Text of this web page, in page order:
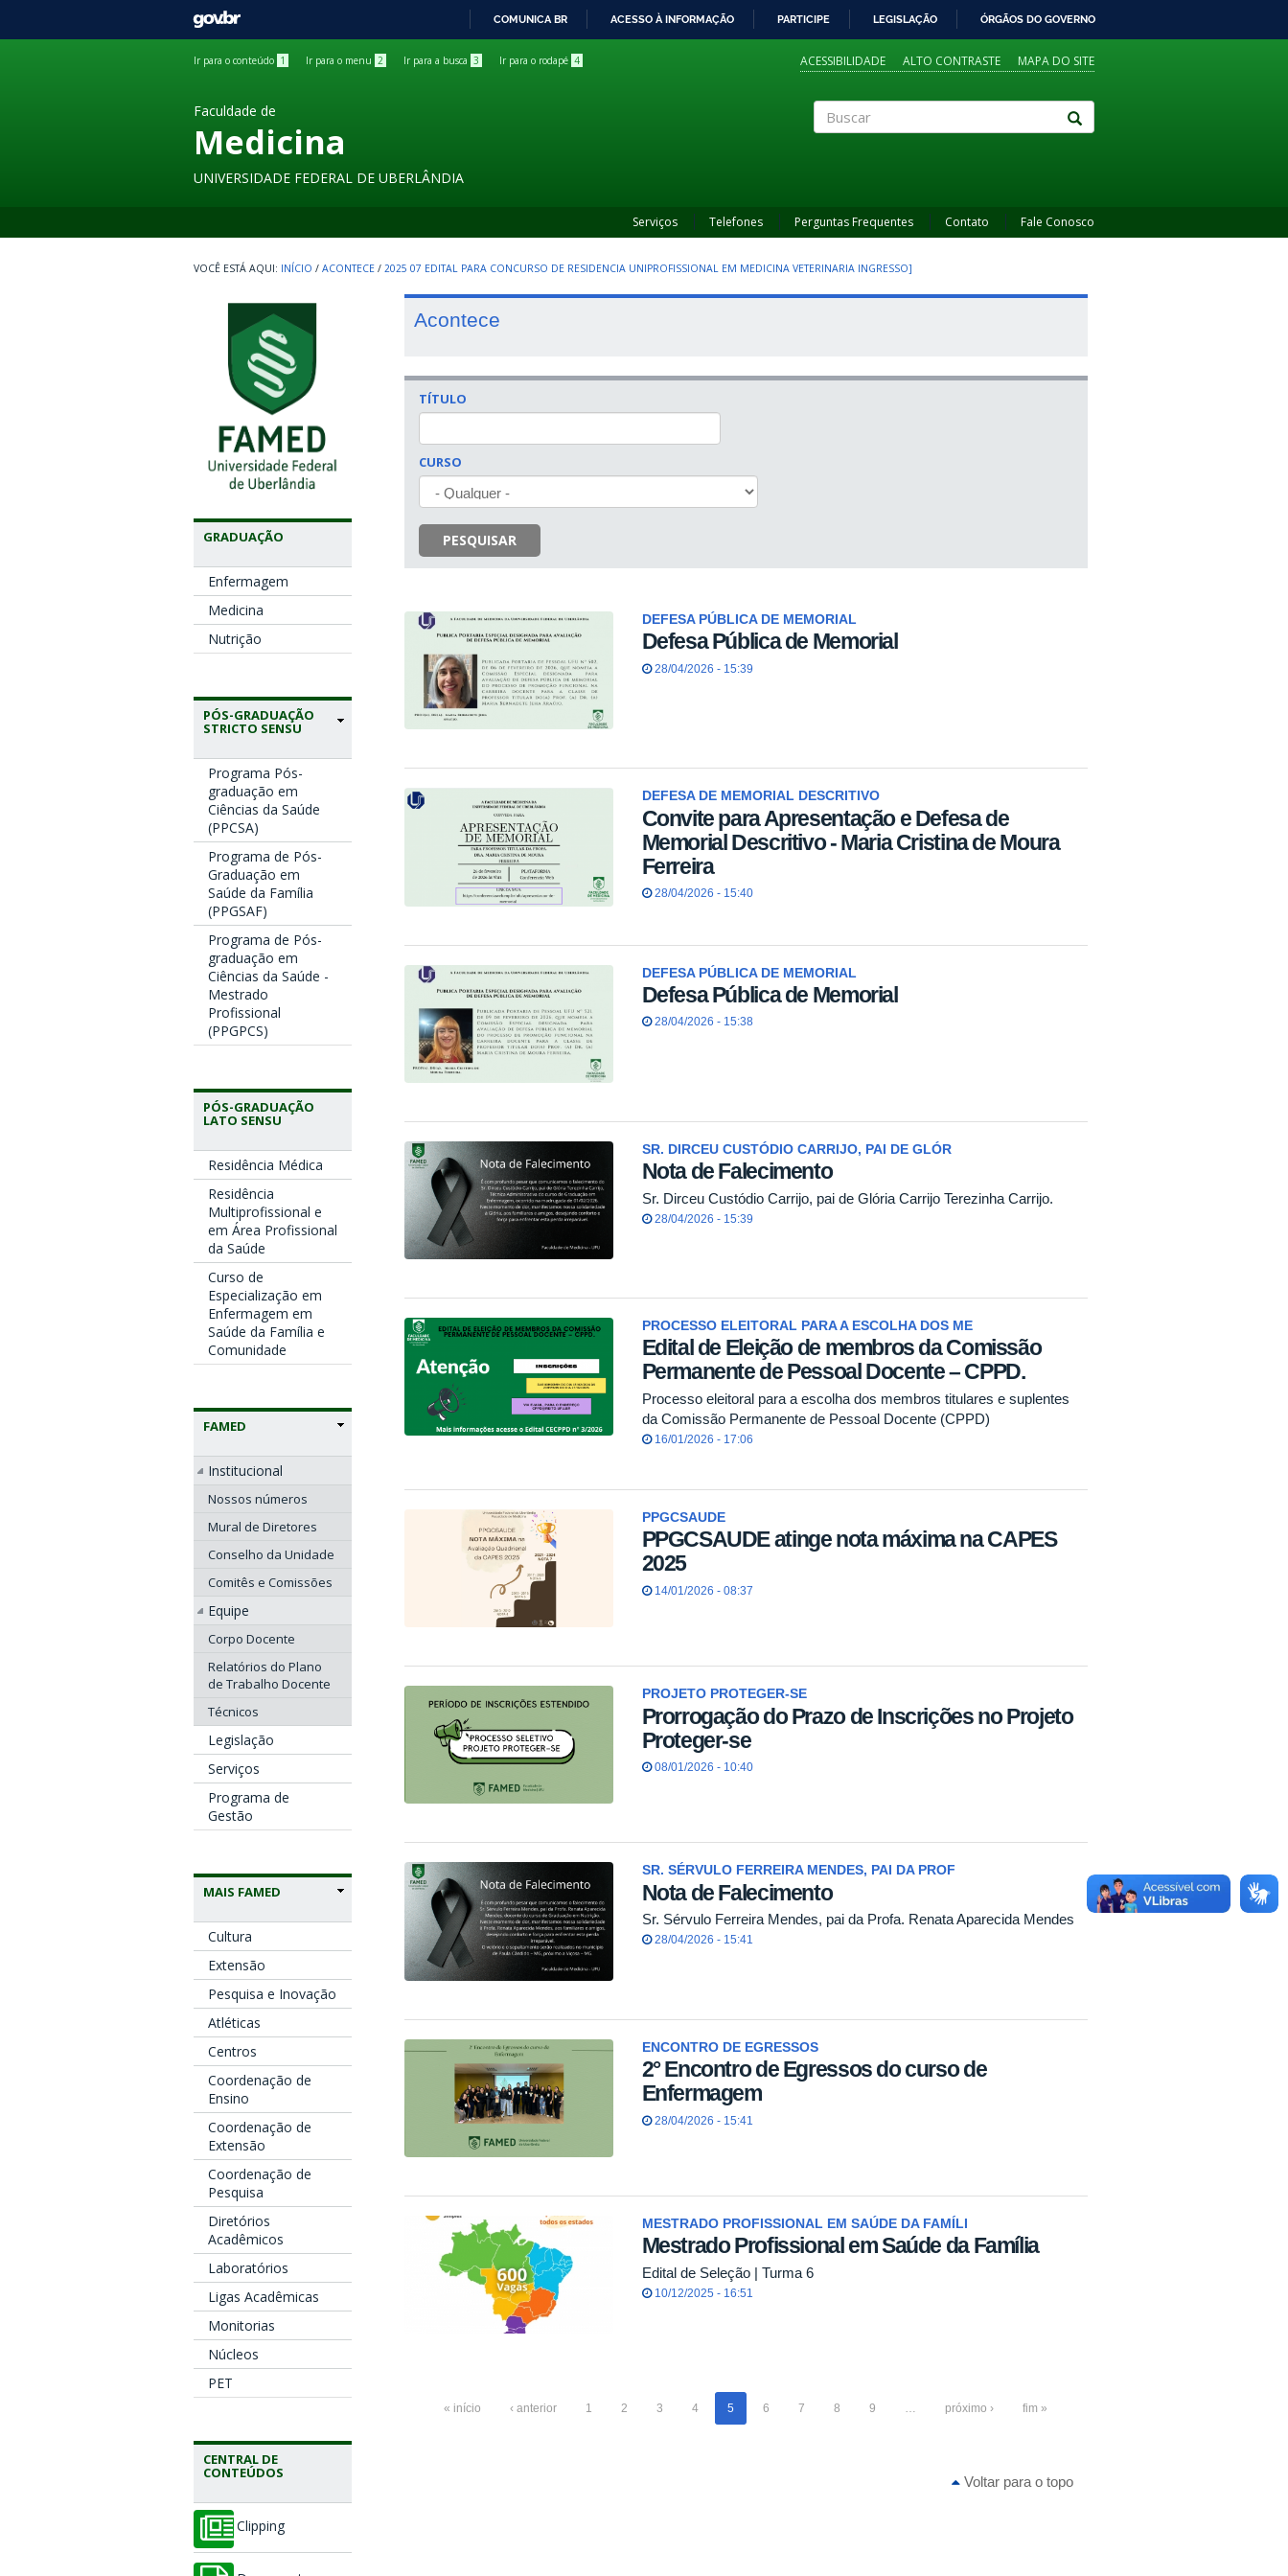
GOVBR
COMUNICA BR ACESSO À INFORMAÇÃO PARTICIPE LEGISLAÇÃO ÓRGÃOS DO GOVERNO
Ir para o conteúdo 1 Ir para o menu 2 Ir para a busca 3 Ir para o rodapé 4 ACESSIBILIDADE ALTO CONTRASTE MAPA DO SITE
Faculdade de
Medicina
UNIVERSIDADE FEDERAL DE UBERLÂNDIA
Serviços Telefones Perguntas Frequentes Contato Fale Conosco
INÍCIO / ACONTECE / 2025 07 EDITAL PARA CONCURSO DE RESIDENCIA UNIPROFISSIONAL EM MEDICINA VETERINARIA INGRESSO]
GRADUAÇÃO
Enfermagem
Medicina
Nutrição
PÓS-GRADUAÇÃO
STRICTO SENSU
Programa Pós-
graduação em
Ciências da Saúde
(PPCSA)
Programa de Pós-
Graduação em
Saúde da Família
(PPGSAF)
Programa de Pós-
graduação em
Ciências da Saúde -
Mestrado
Profissional
(PPGPCS)
PÓS-GRADUAÇÃO
LATO SENSU
Residência Médica
Residência
Multiprofissional e
em Área Profissional
da Saúde
Curso de
Especialização em
Enfermagem em
Saúde da Família e
Comunidade
FAMED
Institucional
Nossos números
Mural de Diretores
Conselho da Unidade
Comitês e Comissões
Equipe
Corpo Docente
Relatórios do Plano
de Trabalho Docente
Técnicos
Legislação
Serviços
Programa de
Gestão
MAIS FAMED
Cultura
Extensão
Pesquisa e Inovação
Atléticas
Centros
Coordenação de
Ensino
Coordenação de
Extensão
Coordenação de
Pesquisa
Diretórios
Acadêmicos
Laboratórios
Ligas Acadêmicas
Monitorias
Núcleos
PET
CENTRAL DE
CONTEÚDOS
Clipping
Acontece
TÍTULO
CURSO
PESQUISAR
DEFESA PÚBLICA DE MEMORIAL
Defesa Pública de Memorial
28/04/2026 - 15:39
DEFESA DE MEMORIAL DESCRITIVO
Convite para Apresentação e Defesa de
Memorial Descritivo - Maria Cristina de Moura
Ferreira
28/04/2026 - 15:40
DEFESA PÚBLICA DE MEMORIAL
Defesa Pública de Memorial
28/04/2026 - 15:38
SR. DIRCEU CUSTÓDIO CARRIJO, PAI DE GLÓR
Nota de Falecimento
Sr. Dirceu Custódio Carrijo, pai de Glória Carrijo Terezinha Carrijo.
28/04/2026 - 15:39
PROCESSO ELEITORAL PARA A ESCOLHA DOS ME
Edital de Eleição de membros da Comissão
Permanente de Pessoal Docente – CPPD.
Processo eleitoral para a escolha dos membros titulares e suplentes
da Comissão Permanente de Pessoal Docente (CPPD)
16/01/2026 - 17:06
PPGCSAUDE
PPGCSAUDE atinge nota máxima na CAPES
2025
14/01/2026 - 08:37
PROJETO PROTEGER-SE
Prorrogação do Prazo de Inscrições no Projeto
Proteger-se
08/01/2026 - 10:40
SR. SÉRVULO FERREIRA MENDES, PAI DA PROF
Nota de Falecimento
Sr. Sérvulo Ferreira Mendes, pai da Profa. Renata Aparecida Mendes
28/04/2026 - 15:41
ENCONTRO DE EGRESSOS
2° Encontro de Egressos do curso de
Enfermagem
28/04/2026 - 15:41
MESTRADO PROFISSIONAL EM SAÚDE DA FAMÍLI
Mestrado Profissional em Saúde da Família
Edital de Seleção | Turma 6
10/12/2025 - 16:51
« início ‹ anterior 1 2 3 4 5 6 7 8 9 … próximo › fim »
Voltar para o topo